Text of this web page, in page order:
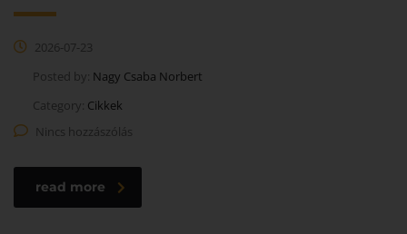
2026-07-23
Posted by: Nagy Csaba Norbert
Category: Cikkek
Nincs hozzászólás
read more